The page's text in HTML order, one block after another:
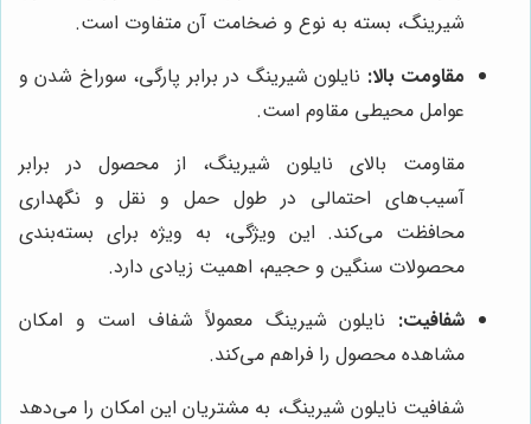
شیرینگ، بسته به نوع و ضخامت آن متفاوت است.
مقاومت بالا: نایلون شیرینگ در برابر پارگی، سوراخ شدن و
عوامل محیطی مقاوم است.
مقاومت بالای نایلون شیرینگ، از محصول در برابر
آسیب‌های احتمالی در طول حمل و نقل و نگهداری
محافظت می‌کند. این ویژگی، به ویژه برای بسته‌بندی
محصولات سنگین و حجیم، اهمیت زیادی دارد.
شفافیت: نایلون شیرینگ معمولاً شفاف است و امکان
مشاهده محصول را فراهم می‌کند.
شفافیت نایلون شیرینگ، به مشتریان این امکان را می‌دهد